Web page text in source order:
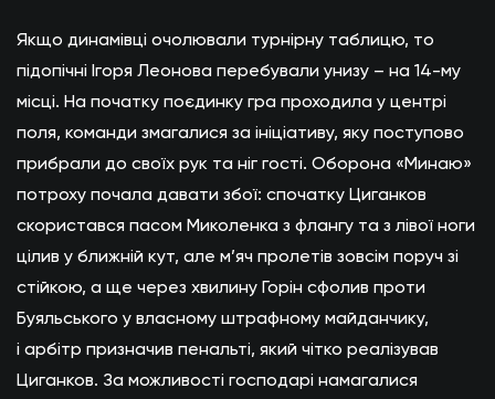
Якщо динамівці очолювали турнірну таблицю, то
підопічні Ігоря Леонова перебували унизу – на 14-му
місці. На початку поєдинку гра проходила у центрі
поля, команди змагалися за ініціативу, яку поступово
прибрали до своїх рук та ніг гості. Оборона «Минаю»
потроху почала давати збої: спочатку Циганков
скористався пасом Миколенка з флангу та з лівої ноги
цілив у ближній кут, але м’яч пролетів зовсім поруч зі
стійкою, а ще через хвилину Горін сфолив проти
Буяльського у власному штрафному майданчику,
і арбітр призначив пенальті, який чітко реалізував
Циганков. За можливості господарі намагалися